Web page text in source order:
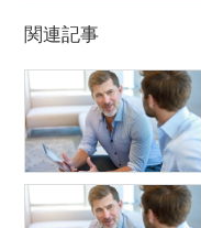
関連記事